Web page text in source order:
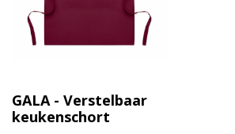
GALA - Verstelbaar
keukenschort